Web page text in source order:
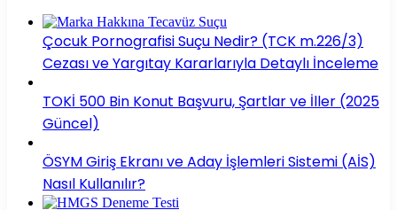
Çocuk Pornografisi Suçu Nedir? (TCK m.226/3)
Cezası ve Yargıtay Kararlarıyla Detaylı İnceleme
TOKİ 500 Bin Konut Başvuru, Şartlar ve İller (2025
Güncel)
ÖSYM Giriş Ekranı ve Aday İşlemleri Sistemi (AİS)
Nasıl Kullanılır?